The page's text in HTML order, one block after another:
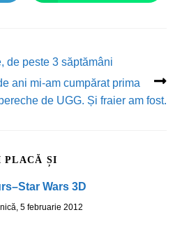
de peste 3 săptămâni
ani mi-am cumpărat prima
de UGG. Și fraier am fost.
PLACĂ ȘI
Wars 3D
5 februarie 2012